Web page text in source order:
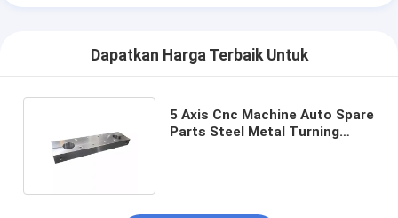
Dapatkan Harga Terbaik Untuk
5 Axis Cnc Machine Auto Spare
Parts Steel Metal Turning